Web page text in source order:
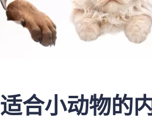
适合小动物的